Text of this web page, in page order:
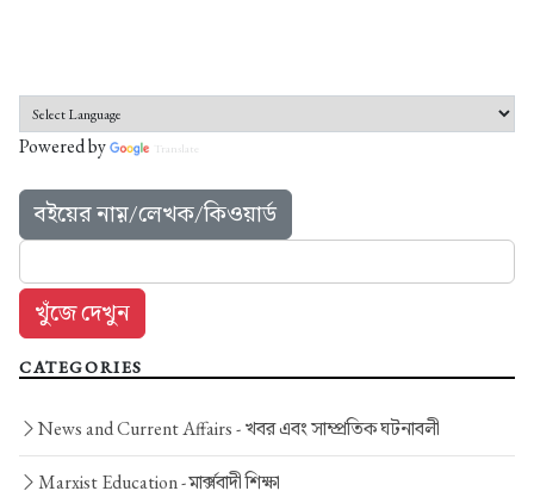
Powered by Translate
বইয়ের নাম়/লেখক/কিওয়ার্ড
CATEGORIES
News and Current Affairs -খবর এবং সাম্প্রতিক ঘটনাবলী
Marxist Education -মার্ক্সবাদী শিক্ষা